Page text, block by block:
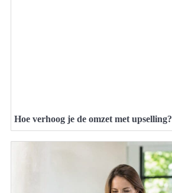
Hoe verhoog je de omzet met upselling?